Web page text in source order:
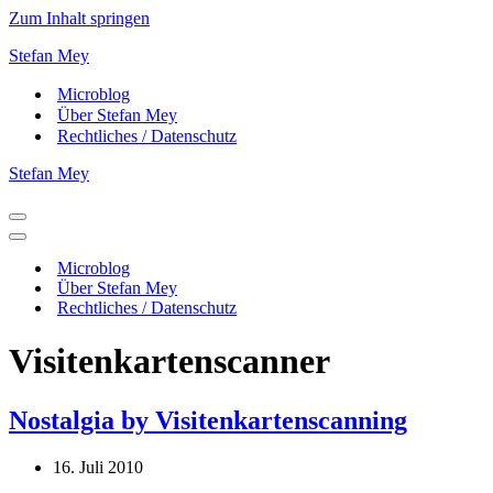
Zum Inhalt springen
Stefan Mey
Microblog
Über Stefan Mey
Rechtliches / Datenschutz
Stefan Mey
Navigationsmenü
Navigationsmenü
Microblog
Über Stefan Mey
Rechtliches / Datenschutz
Visitenkartenscanner
Nostalgia by Visitenkartenscanning
16. Juli 2010